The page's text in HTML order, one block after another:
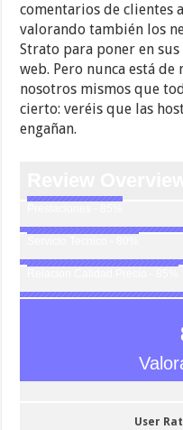
comentarios de clientes
valorando también los
Strato para poner en
web. Pero nunca está
nosotros mismos que
cierto: veréis que las
engañan.
User